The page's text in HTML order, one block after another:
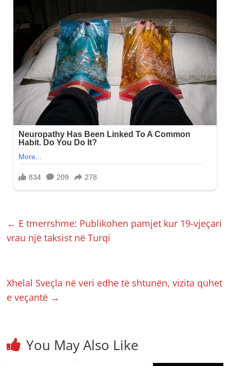
← E tmerrshme: Publikohen pamjet kur 19-vjeçari
vrau një taksist në Turqi
Xhelal Sveçla në veri edhe të shtunën, vizita quhet
e veçantë →
You May Also Like